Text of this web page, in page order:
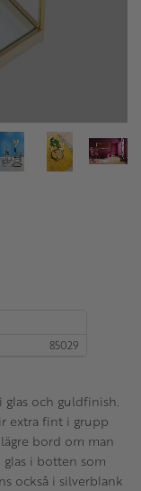
85029
och guldfinish.
extra fint i grupp
bord om man
i botten som
också i silverblank